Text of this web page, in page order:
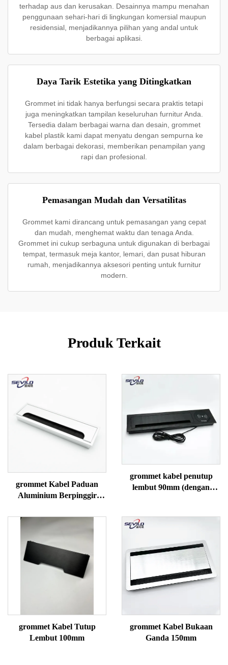
terhadap aus dan kerusakan. Desainnya mampu menahan
penggunaan sehari-hari di lingkungan komersial maupun
residensial, menjadikannya pilihan yang andal untuk
berbagai aplikasi.
Daya Tarik Estetika yang Ditingkatkan
Grommet ini tidak hanya berfungsi secara praktis tetapi
juga meningkatkan tampilan keseluruhan furnitur Anda.
Tersedia dalam berbagai warna dan desain, grommet
kabel plastik kami dapat menyatu dengan sempurna ke
dalam berbagai dekorasi, memberikan penampilan yang
rapi dan profesional.
Pemasangan Mudah dan Versatilitas
Grommet kami dirancang untuk pemasangan yang cepat
dan mudah, menghemat waktu dan tenaga Anda.
Grommet ini cukup serbaguna untuk digunakan di berbagai
tempat, termasuk meja kantor, lemari, dan pusat hiburan
rumah, menjadikannya aksesori penting untuk furnitur
modern.
Produk Terkait
grommet Kabel Paduan
Aluminium Berpinggir
grommet kabel penutup
lembut 90mm (dengan
grommet Kabel Tutup
Lembut 100mm
grommet Kabel Bukaan
Ganda 150mm